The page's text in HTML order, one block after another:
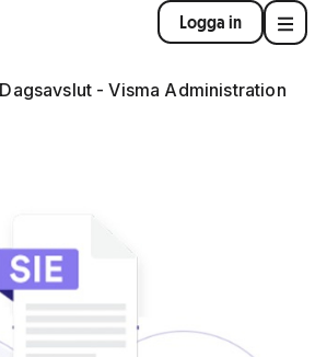
Logga in
- Visma Administration